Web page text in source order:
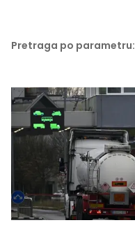
Pretraga po parametru: